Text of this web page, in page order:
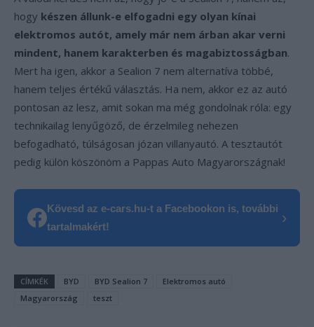
hogy készen állunk-e elfogadni egy olyan kínai
elektromos autót, amely már nem árban akar verni
mindent, hanem karakterben és magabiztosságban.
Mert ha igen, akkor a Sealion 7 nem alternatíva többé,
hanem teljes értékű választás. Ha nem, akkor ez az autó
pontosan az lesz, amit sokan ma még gondolnak róla: egy
technikailag lenyűgöző, de érzelmileg nehezen
befogadható, túlságosan józan villanyautó. A tesztautót
pedig külön köszönöm a Pappas Auto Magyarországnak!
Kövesd az e-cars.hu-t a Facebookon is, további
tartalmakért!
›
CÍMKÉK BYD BYD Sealion 7
Elektromos autó
Magyarország
teszt